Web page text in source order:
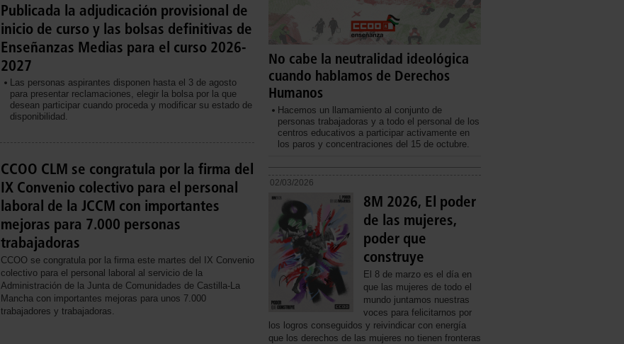
Publicada la adjudicación provisional de
inicio de curso y las bolsas definitivas de
Enseñanzas Medias para el curso 2026-
2027
Las personas aspirantes disponen hasta el 3 de agosto
para presentar reclamaciones, elegir la bolsa por la que
desean participar cuando proceda y modificar su estado de
disponibilidad.
CCOO CLM se congratula por la firma del
IX Convenio colectivo para el personal
laboral de la JCCM con importantes
mejoras para 7.000 personas
trabajadoras
CCOO se congratula por la firma este martes del IX Convenio
colectivo para el personal laboral al servicio de la
Administración de la Junta de Comunidades de Castilla-La
Mancha con importantes mejoras para unos 7.000
trabajadores y trabajadoras.
No cabe la neutralidad ideológica
cuando hablamos de Derechos
Humanos
Hacemos un llamamiento al conjunto de
personas trabajadoras y a todo el personal de los
centros educativos a participar activamente en
los paros y concentraciones del 15 de octubre.
02/03/2026
8M 2026, El poder
de las mujeres,
poder que
construye
El 8 de marzo es el día en
que las mujeres de todo el
mundo juntamos nuestras
voces para felicitarnos por
los logros conseguidos y reivindicar con energía
que los derechos de las mujeres no tienen fronteras